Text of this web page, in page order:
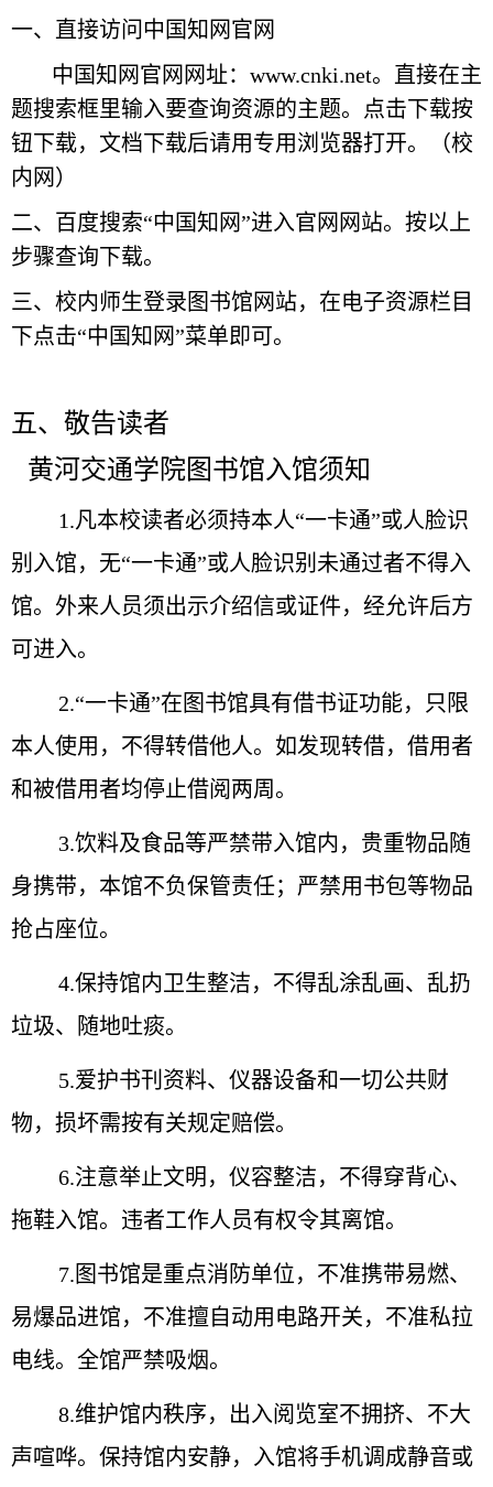
一、直接访问中国知网官网
中国知网官网网址：www.cnki.net。直接在主
题搜索框里输入要查询资源的主题。点击下载按
钮下载，文档下载后请用专用浏览器打开。（校
内网）
二、百度搜索“中国知网”进入官网网站。按以上
步骤查询下载。
三、校内师生登录图书馆网站，在电子资源栏目
下点击“中国知网”菜单即可。
五、敬告读者
黄河交通学院图书馆入馆须知
1.凡本校读者必须持本人“一卡通”或人脸识
别入馆，无“一卡通”或人脸识别未通过者不得入
馆。外来人员须出示介绍信或证件，经允许后方
可进入。
2.“一卡通”在图书馆具有借书证功能，只限
本人使用，不得转借他人。如发现转借，借用者
和被借用者均停止借阅两周。
3.饮料及食品等严禁带入馆内，贵重物品随
身携带，本馆不负保管责任；严禁用书包等物品
抢占座位。
4.保持馆内卫生整洁，不得乱涂乱画、乱扔
垃圾、随地吐痰。
5.爱护书刊资料、仪器设备和一切公共财
物，损坏需按有关规定赔偿。
6.注意举止文明，仪容整洁，不得穿背心、
拖鞋入馆。违者工作人员有权令其离馆。
7.图书馆是重点消防单位，不准携带易燃、
易爆品进馆，不准擅自动用电路开关，不准私拉
电线。全馆严禁吸烟。
8.维护馆内秩序，出入阅览室不拥挤、不大
声喧哗。保持馆内安静，入馆将手机调成静音或